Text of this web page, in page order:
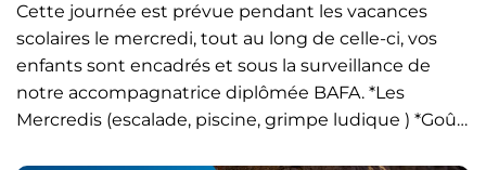
Cette journée est prévue pendant les vacances
scolaires le mercredi, tout au long de celle-ci, vos
enfants sont encadrés et sous la surveillance de
notre accompagnatrice diplômée BAFA. *Les
Mercredis (escalade, piscine, grimpe ludique ) *Goû…